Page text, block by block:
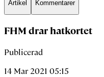
Artikel Kommentarer
FHM drar hatkortet
Publicerad
14 Mar 2021 05:15